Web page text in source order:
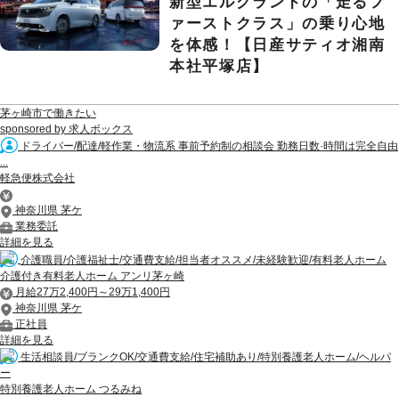
ァーストクラス」の乗り心地
を体感！【日産サティオ湘南
本社平塚店】
茅ヶ崎市で働きたい
sponsored by 求人ボックス
ドライバー/配達/軽作業・物流系 事前予約制の相談会 勤務日数·時間は完全自由
...
軽急便株式会社
神奈川県 茅ケ
業務委託
詳細を見る
介護職員/介護福祉士/交通費支給/担当者オススメ/未経験歓迎/有料老人ホーム
介護付き有料老人ホーム アンリ茅ヶ崎
月給27万2,400円～29万1,400円
神奈川県 茅ケ
正社員
詳細を見る
生活相談員/ブランクOK/交通費支給/住宅補助あり/特別養護老人ホーム/ヘルパ
ー
特別養護老人ホーム つるみね